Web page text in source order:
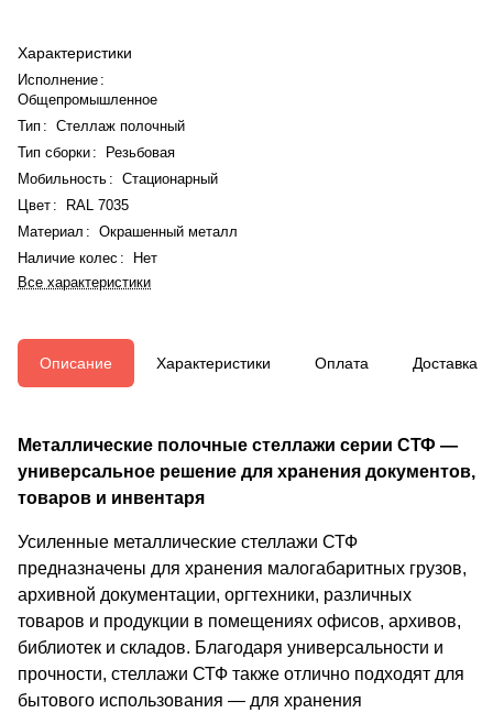
Характеристики
Исполнение :
Общепромышленное
Тип : Стеллаж полочный
Тип сборки:
Резьбовая
Мобильность : Стационарный
Цвет :
RAL 7035
Материал : Окрашенный металл
Наличие колес :
Нет
Все характеристики
Описание Характеристики Оплата Доставка
Металлические полочные стеллажи серии СТФ —
универсальное решение для хранения документов,
товаров и инвентаря
Усиленные металлические стеллажи СТФ
предназначены для хранения малогабаритных грузов,
архивной документации, оргтехники, различных
товаров и продукции в помещениях офисов, архивов,
библиотек и складов. Благодаря универсальности и
прочности, стеллажи СТФ также отлично подходят для
бытового использования — для хранения